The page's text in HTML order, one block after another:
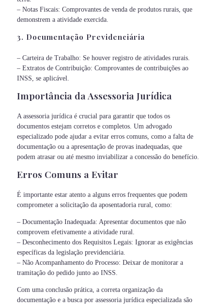
– Notas Fiscais: Comprovantes de venda de produtos rurais, que
demonstrem a atividade exercida.
3. Documentação Previdenciária
– Carteira de Trabalho: Se houver registro de atividades rurais.
– Extratos de Contribuição: Comprovantes de contribuições ao
INSS, se aplicável.
Importância da Assessoria Jurídica
A assessoria jurídica é crucial para garantir que todos os
documentos estejam corretos e completos. Um advogado
especializado pode ajudar a evitar erros comuns, como a falta de
documentação ou a apresentação de provas inadequadas, que
podem atrasar ou até mesmo inviabilizar a concessão do benefício.
Erros Comuns a Evitar
É importante estar atento a alguns erros frequentes que podem
comprometer a solicitação da aposentadoria rural, como:
– Documentação Inadequada: Apresentar documentos que não
comprovem efetivamente a atividade rural.
– Desconhecimento dos Requisitos Legais: Ignorar as exigências
específicas da legislação previdenciária.
– Não Acompanhamento do Processo: Deixar de monitorar a
tramitação do pedido junto ao INSS.
Com uma conclusão prática, a correta organização da
documentação e a busca por assessoria jurídica especializada são